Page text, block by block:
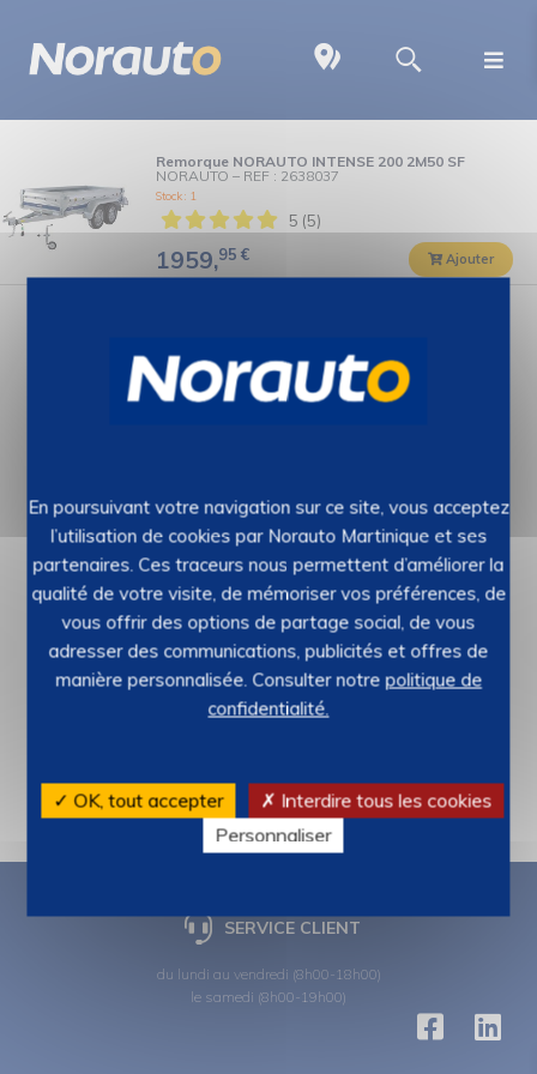
Remorque NORAUTO INTENSE 200 2M50 SF
NORAUTO – REF : 2638037
Stock : 1
5 (5)
1959,95 € Ajouter
SERVICE CLIENT
du lundi au vendredi (8h00-18h00)
le samedi (8h00-19h00)
En poursuivant votre navigation sur ce site, vous acceptez
l’utilisation de cookies par Norauto Martinique et ses
partenaires. Ces traceurs nous permettent d’améliorer la
qualité de votre visite, de mémoriser vos préférences, de
vous offrir des options de partage social, de vous
adresser des communications, publicités et offres de
manière personnalisée. Consulter notre politique de
confidentialité.
✓ OK, tout accepter
✗ Interdire tous les cookies
Personnaliser